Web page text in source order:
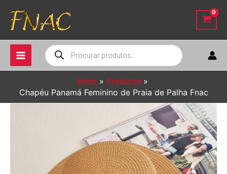
para
conteúdo
Pesquisar
produtos
Início
Produtos
Chapéu Panamá Feminino de Praia de Palha Fnac